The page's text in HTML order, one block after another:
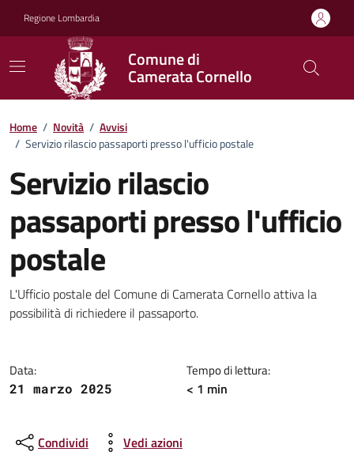
Regione Lombardia
Comune di
Camerata Cornello
Home / Novità / Avvisi
/ Servizio rilascio passaporti presso l'ufficio postale
Servizio rilascio
passaporti presso l'ufficio
postale
Dettagli della notizia
L'Ufficio postale del Comune di Camerata Cornello attiva la
possibilità di richiedere il passaporto.
Data:
21 marzo 2025
Tempo di lettura:
< 1 min
Condividi Vedi azioni